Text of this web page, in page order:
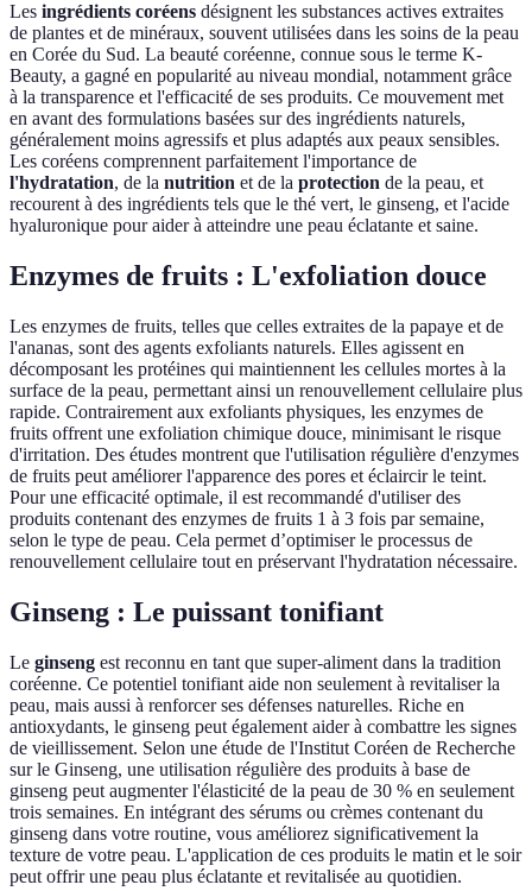
Les ingrédients coréens désignent les substances actives extraites
de plantes et de minéraux, souvent utilisées dans les soins de la peau
en Corée du Sud. La beauté coréenne, connue sous le terme K-
Beauty, a gagné en popularité au niveau mondial, notamment grâce
à la transparence et l'efficacité de ses produits. Ce mouvement met
en avant des formulations basées sur des ingrédients naturels,
généralement moins agressifs et plus adaptés aux peaux sensibles.
Les coréens comprennent parfaitement l'importance de
l'hydratation, de la nutrition et de la protection de la peau, et
recourent à des ingrédients tels que le thé vert, le ginseng, et l'acide
hyaluronique pour aider à atteindre une peau éclatante et saine.
Enzymes de fruits : L'exfoliation douce
Les enzymes de fruits, telles que celles extraites de la papaye et de
l'ananas, sont des agents exfoliants naturels. Elles agissent en
décomposant les protéines qui maintiennent les cellules mortes à la
surface de la peau, permettant ainsi un renouvellement cellulaire plus
rapide. Contrairement aux exfoliants physiques, les enzymes de
fruits offrent une exfoliation chimique douce, minimisant le risque
d'irritation. Des études montrent que l'utilisation régulière d'enzymes
de fruits peut améliorer l'apparence des pores et éclaircir le teint.
Pour une efficacité optimale, il est recommandé d'utiliser des
produits contenant des enzymes de fruits 1 à 3 fois par semaine,
selon le type de peau. Cela permet d’optimiser le processus de
renouvellement cellulaire tout en préservant l'hydratation nécessaire.
Ginseng : Le puissant tonifiant
Le ginseng est reconnu en tant que super-aliment dans la tradition
coréenne. Ce potentiel tonifiant aide non seulement à revitaliser la
peau, mais aussi à renforcer ses défenses naturelles. Riche en
antioxydants, le ginseng peut également aider à combattre les signes
de vieillissement. Selon une étude de l'Institut Coréen de Recherche
sur le Ginseng, une utilisation régulière des produits à base de
ginseng peut augmenter l'élasticité de la peau de 30 % en seulement
trois semaines. En intégrant des sérums ou crèmes contenant du
ginseng dans votre routine, vous améliorez significativement la
texture de votre peau. L'application de ces produits le matin et le soir
peut offrir une peau plus éclatante et revitalisée au quotidien.